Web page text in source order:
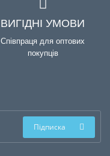
ВИГІДНІ УМОВИ
Співпраця для оптових
покупців
Підписка